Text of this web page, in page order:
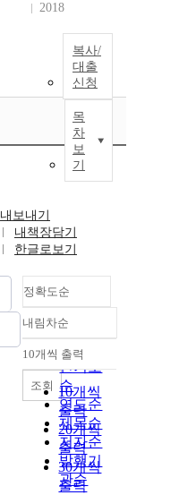
2018
복사/
대출
신청
목
차
보
기
내보내기
내책장담기
한글로보기
정확도순
정확도
순
인기도
순
연도순
제목순
저자순
발행기
관순
내림차순
내림차순
10개씩 출력
10개씩
출력
20개씩
출력
30개씩
출력
조회